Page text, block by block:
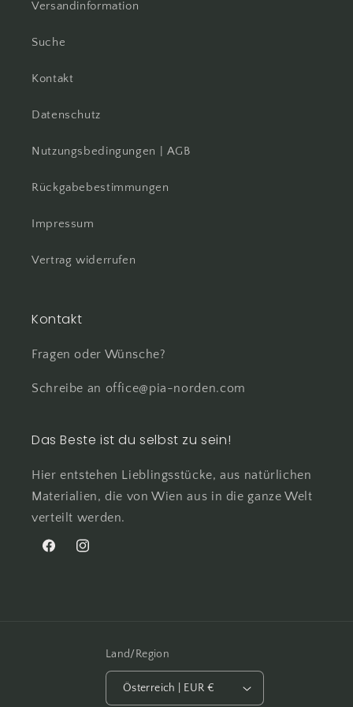
Versandinformation
Suche
Kontakt
Datenschutz
Nutzungsbedingungen | AGB
Rückgabebestimmungen
Impressum
Vertrag widerrufen
Kontakt
Fragen oder Wünsche?
Schreibe an office@pia-norden.com
Das Beste ist du selbst zu sein!
Hier entstehen Lieblingsstücke, aus natürlichen
Materialien, die von Wien aus in die ganze Welt
verteilt werden.
FacebookInstagram
Land/Region
Österreich | EUR €